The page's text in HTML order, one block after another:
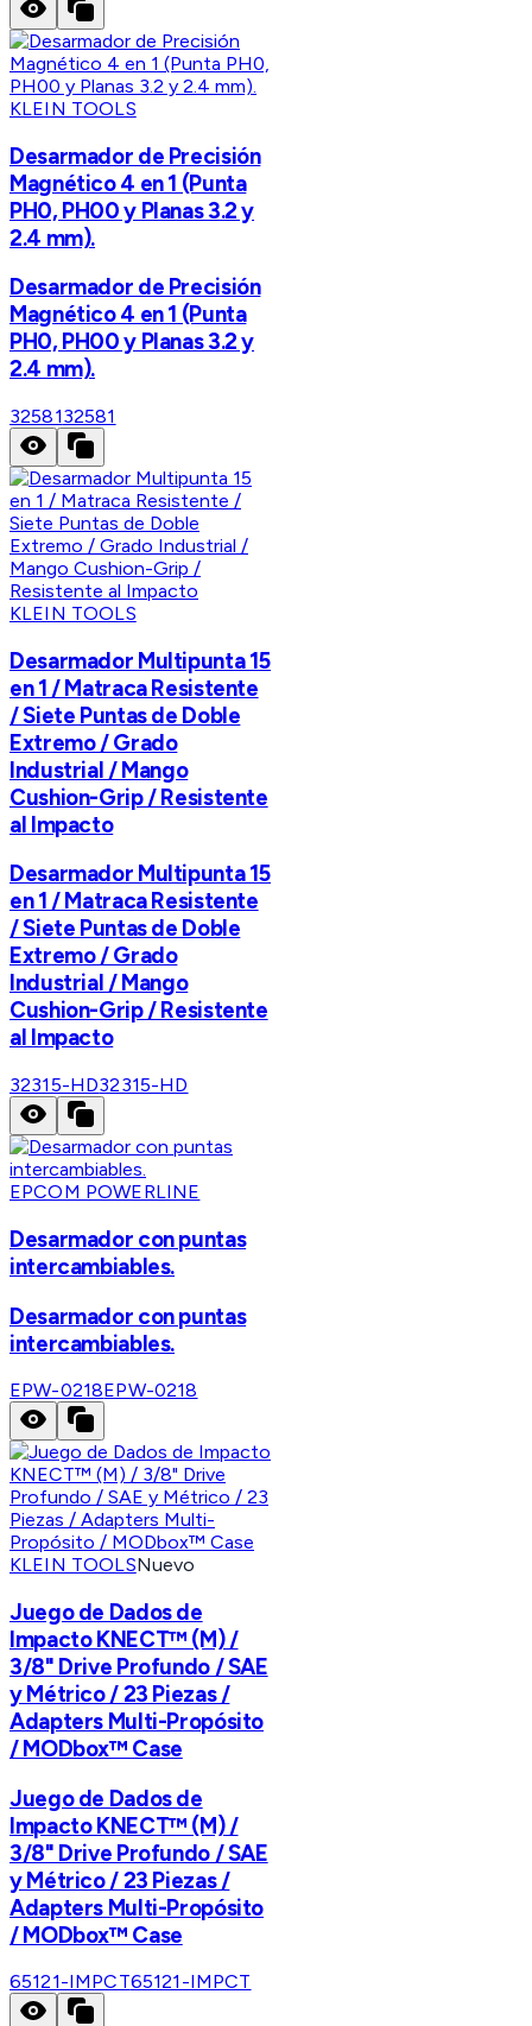
KLEIN TOOLS
Desarmador de Precisión
Magnético 4 en 1 (Punta
PH0, PH00 y Planas 3.2 y
2.4 mm).
Desarmador de Precisión
Magnético 4 en 1 (Punta
PH0, PH00 y Planas 3.2 y
2.4 mm).
3258132581
KLEIN TOOLS
Desarmador Multipunta 15
en 1 / Matraca Resistente
/ Siete Puntas de Doble
Extremo / Grado
Industrial / Mango
Cushion-Grip / Resistente
al Impacto
Desarmador Multipunta 15
en 1 / Matraca Resistente
/ Siete Puntas de Doble
Extremo / Grado
Industrial / Mango
Cushion-Grip / Resistente
al Impacto
32315-HD32315-HD
EPCOM POWERLINE
Desarmador con puntas
intercambiables.
Desarmador con puntas
intercambiables.
EPW-0218EPW-0218
KLEIN TOOLSNuevo
Juego de Dados de
Impacto KNECT™ (M) /
3/8" Drive Profundo / SAE
y Métrico / 23 Piezas /
Adapters Multi-Propósito
/ MODbox™ Case
Juego de Dados de
Impacto KNECT™ (M) /
3/8" Drive Profundo / SAE
y Métrico / 23 Piezas /
Adapters Multi-Propósito
/ MODbox™ Case
65121-IMPCT65121-IMPCT